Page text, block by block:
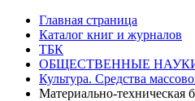
Главная страница
Каталог книг и журналов
ТБК
ОБЩЕСТВЕННЫЕ
Культура. Средства
Материально-техническая